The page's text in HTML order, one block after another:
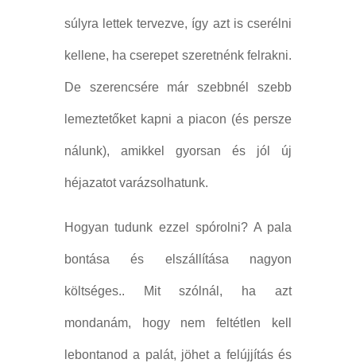
súlyra lettek tervezve, így azt is cserélni
kellene, ha cserepet szeretnénk felrakni.
De szerencsére már szebbnél szebb
lemeztetőket kapni a piacon (és persze
nálunk), amikkel gyorsan és jól új
héjazatot varázsolhatunk.
Hogyan tudunk ezzel spórolni? A pala
bontása és elszállítása nagyon
költséges.. Mit szólnál, ha azt
mondanám, hogy nem feltétlen kell
lebontanod a palát, jöhet a felújjítás és